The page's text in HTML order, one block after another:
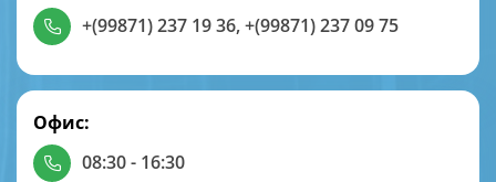
+(99871) 237 19 36,+(99871) 237 09 75
Офис:
08:30 - 16:30